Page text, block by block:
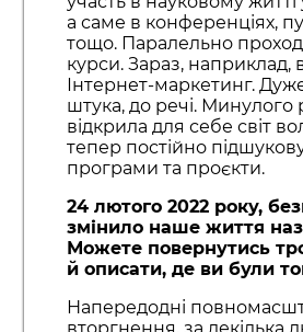
а саме в конференціях,
тощо. Паралельно
курси. Зараз, наприклад,
Інтернет-маркетинг.
штука, до речі. Минулого
відкрила для себе світ
тепер постійно
програми та проєкти.
24 лютого 2022 року,
змінило наше життя
Можете повернутись
й описати, де ви були
Напередодні
вторгнення, за декілька